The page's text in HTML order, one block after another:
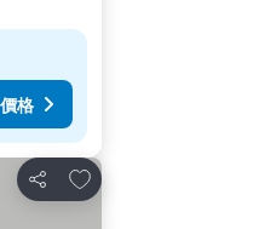
格
分享
加入我的最愛